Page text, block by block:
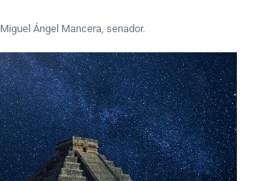
Miguel Ángel Mancera, senador.